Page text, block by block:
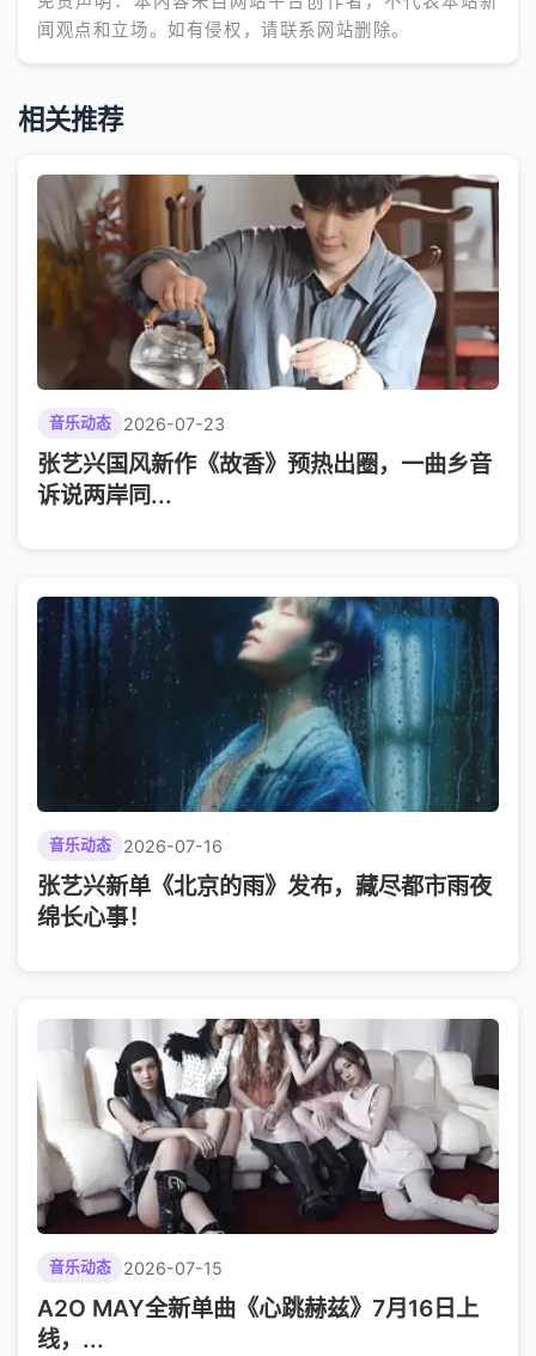
闻观点和立场。如有侵权，请联系网站删除。
相关推荐
音乐动态 2026-07-23
张艺兴国风新作《故香》预热出圈，一曲乡音
诉说两岸同...
音乐动态 2026-07-16
张艺兴新单《北京的雨》发布，藏尽都市雨夜
绵长心事！
音乐动态 2026-07-15
A2O MAY全新单曲《心跳赫兹》7月16日上
线，...